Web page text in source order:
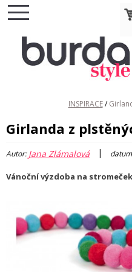
INSPIRACE /
Girlanda z
Autor:Jana Zlámalová |
Vánoční výzdoba na stromeček